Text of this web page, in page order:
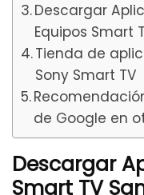
Descargar
Equipos Smart
Tienda de
Sony Smart TV
de Google en
Descargar
Smart TV